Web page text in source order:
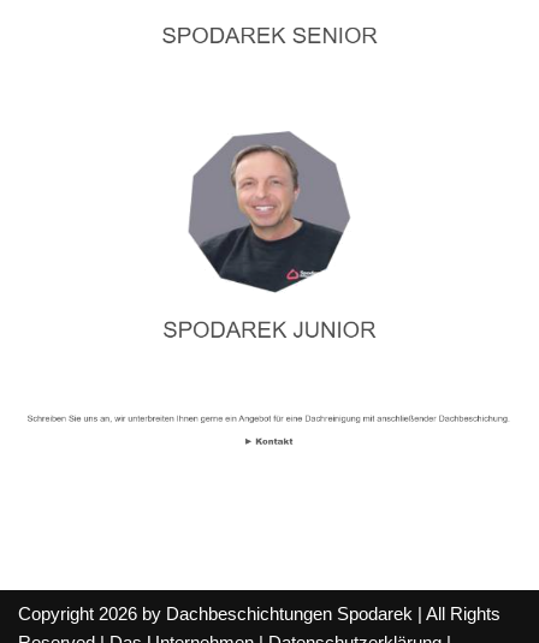
Copyright 2026 by Dachbeschichtungen Spodarek | All Rights